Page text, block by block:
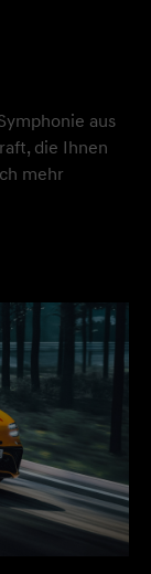
aus
die Ihnen
mehr